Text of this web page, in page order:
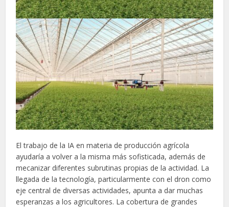
El trabajo de la IA en materia de producción agrícola
ayudaría a volver a la misma más sofisticada, además de
mecanizar diferentes subrutinas propias de la actividad. La
llegada de la tecnología, particularmente con el dron como
eje central de diversas actividades, apunta a dar muchas
esperanzas a los agricultores. La cobertura de grandes